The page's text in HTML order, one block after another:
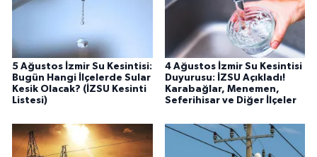
5 Ağustos İzmir Su Kesintisi:
Bugün Hangi İlçelerde Sular
Kesik Olacak? (İZSU Kesinti
Listesi)
4 Ağustos İzmir Su Kesintisi
Duyurusu: İZSU Açıkladı!
Karabağlar, Menemen,
Seferihisar ve Diğer İlçeler